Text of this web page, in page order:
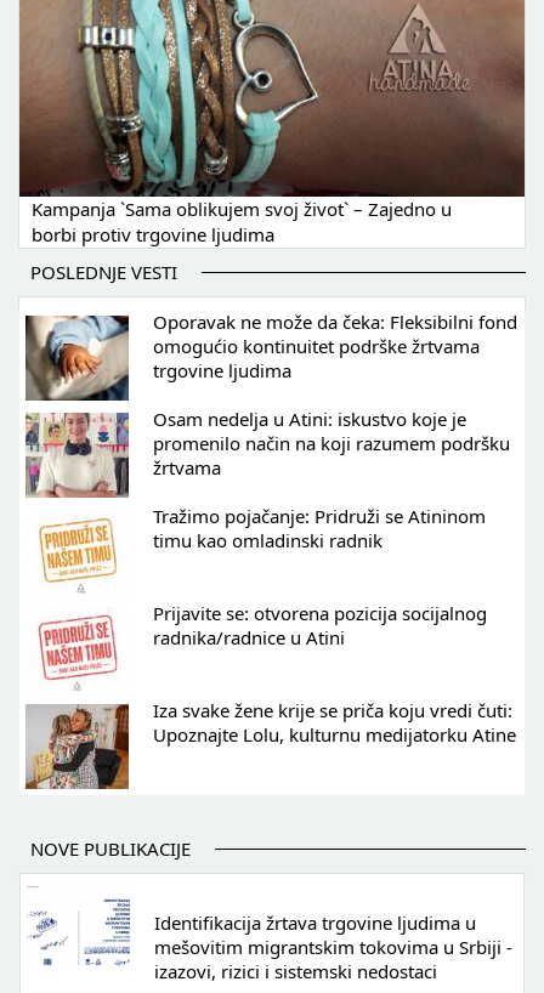
Kampanja `Sama oblikujem svoj život` – Zajedno u
borbi protiv trgovine ljudima
POSLEDNJE VESTI
Oporavak ne može da čeka: Fleksibilni fond
omogućio kontinuitet podrške žrtvama
trgovine ljudima
Osam nedelja u Atini: iskustvo koje je
promenilo način na koji razumem podršku
žrtvama
Tražimo pojačanje: Pridruži se Atininom
timu kao omladinski radnik
Prijavite se: otvorena pozicija socijalnog
radnika/radnice u Atini
Iza svake žene krije se priča koju vredi čuti:
Upoznajte Lolu, kulturnu medijatorku Atine
NOVE PUBLIKACIJE
Identifikacija žrtava trgovine ljudima u
mešovitim migrantskim tokovima u Srbiji -
izazovi, rizici i sistemski nedostaci